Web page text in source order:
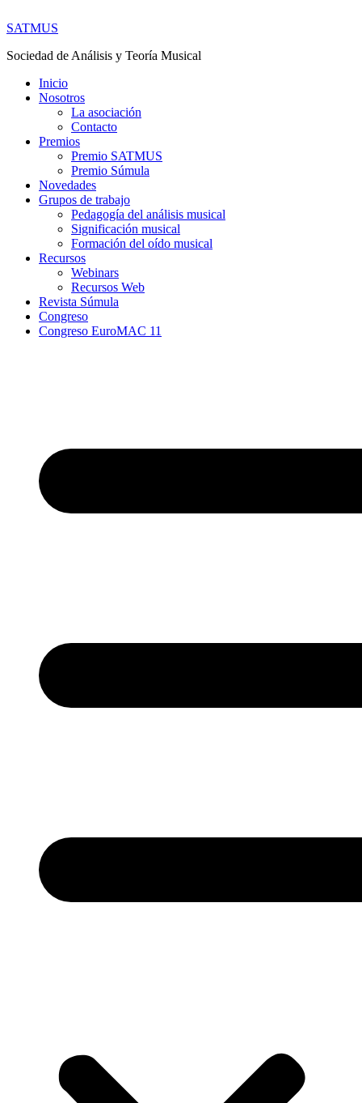
SATMUS
Sociedad de Análisis y Teoría Musical
Inicio
Nosotros
La asociación
Contacto
Premios
Premio SATMUS
Premio Súmula
Novedades
Grupos de trabajo
Pedagogía del análisis musical
Significación musical
Formación del oído musical
Recursos
Webinars
Recursos Web
Revista Súmula
Congreso
Congreso EuroMAC 11